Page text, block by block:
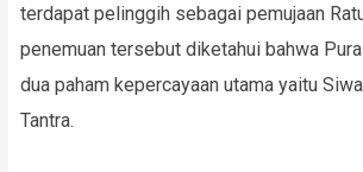
terdapat pelinggih sebagai pemujaan
penemuan tersebut diketahui bahwa
dua paham kepercayaan utama yaitu
Tantra.